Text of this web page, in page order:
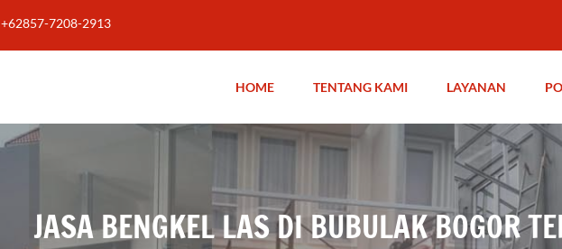
+62857-7208-2913
HOME TENTANG KAMI LAYANAN
JASA BENGKEL LAS DI BUBULAK BOGOR